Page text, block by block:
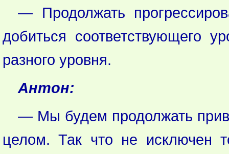
— Продолжать
добиться соответствующего
разного уровня.
Антон:
— Мы будем продолжать
целом. Так что не исключен